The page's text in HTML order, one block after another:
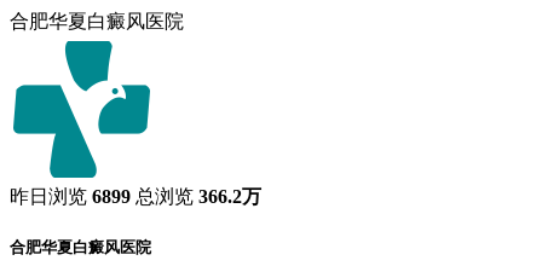
合肥华夏白癜风医院
昨日浏览 6899 总浏览 366.2万
合肥华夏白癜风医院